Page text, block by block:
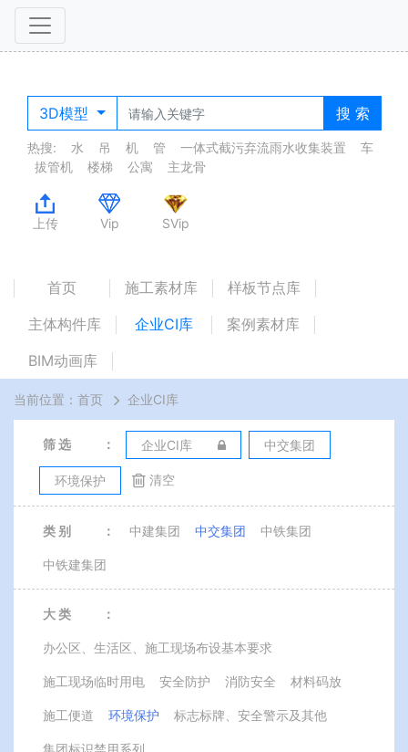
3D模型 搜 索
热搜: 水 吊 机 管 一体式截污弃流雨水收集装置
车
拔管机
楼梯 公寓 主龙骨
上传 Vip SVip
首页 施工素材库
样板节点库
主体构件库
企业CI库
案例素材库
BIM动画库
当前位置： 首页 企业CI库
筛 选 ： 企业CI库 中交集团
环境保护 清空
类 别 ： 中建集团 中交集团 中铁集团
中铁建集团
大 类 ：
办公区、生活区、施工现场布设基本要求
施工现场临时用电 安全防护 消防安全 材料码放
施工便道 环境保护 标志标牌、安全警示及其他